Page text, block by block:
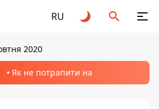
RU
2020
Як не потрапити на